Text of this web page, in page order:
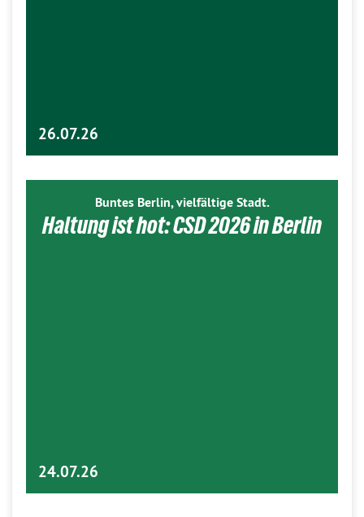
26.07.26
Buntes Berlin, vielfältige Stadt.
Haltung ist hot: CSD 2026 in Berlin
24.07.26